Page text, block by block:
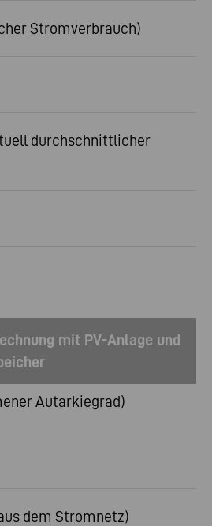
Stromverbrauch)
durchschnittlicher
mit PV-Anlage und
Autarkiegrad)
dem Stromnetz)